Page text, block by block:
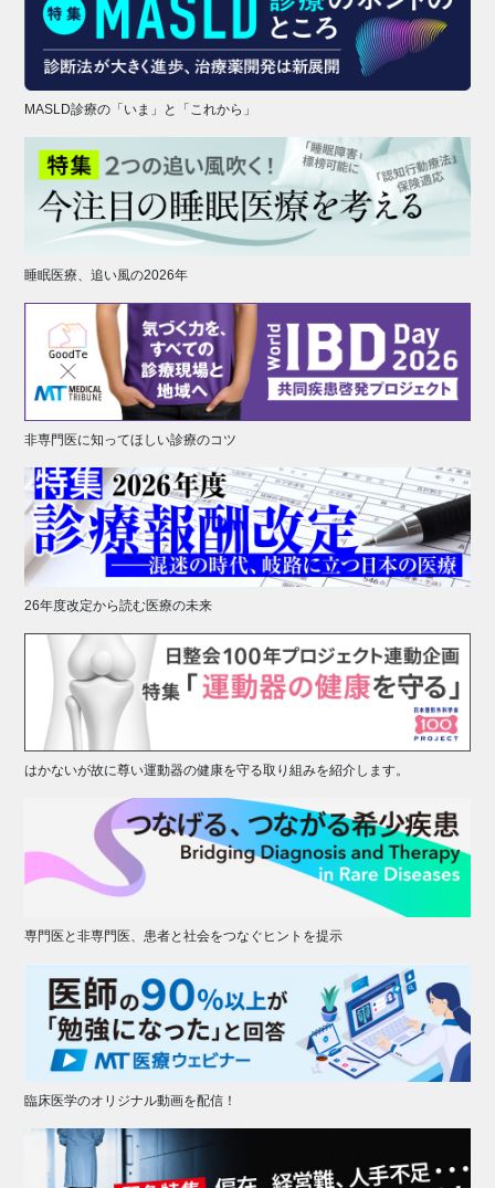
MASLD診療の「いま」と「これから」
睡眠医療、追い風の2026年
非専門医に知ってほしい診療のコツ
26年度改定から読む医療の未来
はかないが故に尊い運動器の健康を守る取り組みを紹介します。
専門医と非専門医、患者と社会をつなぐヒントを提示
臨床医学のオリジナル動画を配信！